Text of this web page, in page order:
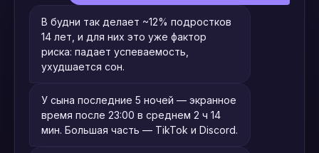
В будни так делает ~12% подростков
14 лет, и для них это уже фактор
риска: падает успеваемость,
ухудшается сон.
У сына последние 5 ночей — экранное
время после 23:00 в среднем 2 ч 14
мин. Большая часть — TikTok и Discord.